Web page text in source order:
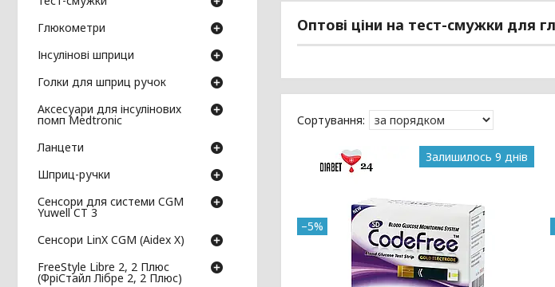
Оптові ціни на тест-смужки для
–5%
Залишилось 9 днів
Глюкометри
Інсулінові шприци
Голки для шприц ручок
Аксесуари для інсулінових
помп Medtronic
Ланцети
Шприц-ручки
Сенсори для системи CGM
Yuwell CT 3
Сенсори LinX CGM (Aidex X)
FreeStyle Libre 2, 2 Плюс
(ФріСтайл Лібре 2, 2 Плюс)